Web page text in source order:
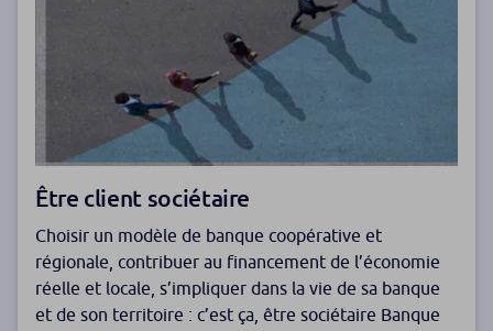
Être client sociétaire
Choisir un modèle de banque coopérative et
régionale, contribuer au financement de l’économie
réelle et locale, s’impliquer dans la vie de sa banque
et de son territoire : c’est ça, être sociétaire Banque